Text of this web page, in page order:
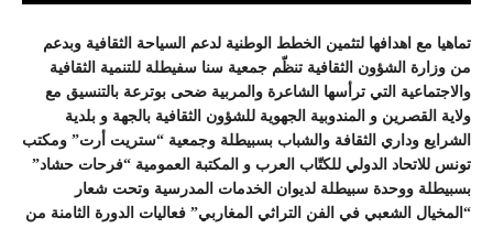
تماهيا مع اهدافها لتثمين الخطط الوطنية لدعم السياحة الثقافية وبدعم
من وزارة الشؤون الثقافية تنظّم جمعية سنا سفيطلة للتنمية الثقافية
والاجتماعية التي ترأسها الشاعرة والمربية ضحى بوترعة بالتنسيق مع
ولاية القصرين و المندوبية الجهوية للشؤون الثقافية بالجهة و بلدية
الشرايع وداري الثقافة والشباب بسبيطلة وجمعية “ستريت أرت” ومكتب
تونس للاتحاد الدولي للكتّاب العرب و المكتبة العمومية “فرحات حشاد”
بسبيطلة ووحدة سبيطلة لديوان الخدمات المدرسية وتحت شعار
“المخيال الشعبي في الفن التراثي المغاربي” فعاليات الدورة الثامنة من